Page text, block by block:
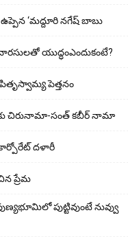
‘మద్దూరి నగేష్ బాబు
యుద్ధంఎందుకంటే?
పెత్తనం
చిరునామా-సంత్ కబీర్ నామా
దళారీ
ప్రేమ
పుట్టివుంటే నువ్వు